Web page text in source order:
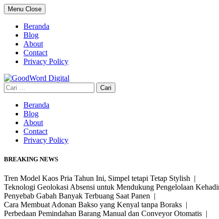
Skip
to
content
Menu Close
Beranda
Blog
About
Contact
Privacy Policy
Cari
untuk:
Beranda
Blog
About
Contact
Privacy Policy
BREAKING NEWS
Tren Model Kaos Pria Tahun Ini, Simpel tetapi Tetap Stylish |
Teknologi Geolokasi Absensi untuk Mendukung Pengelolaan
Penyebab Gabah Banyak Terbuang Saat Panen |
Cara Membuat Adonan Bakso yang Kenyal tanpa Boraks |
Perbedaan Pemindahan Barang Manual dan Conveyor Otomatis |